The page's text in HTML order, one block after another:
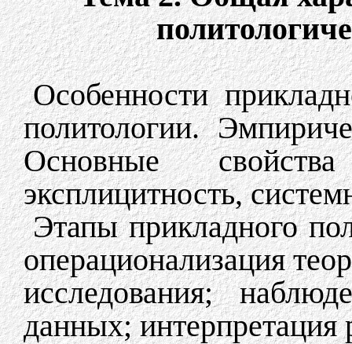
Особенности
политологии.
Основные
эксплицитность,
Этапы прикладного
операционализация
исследования;
данных; интерпретация